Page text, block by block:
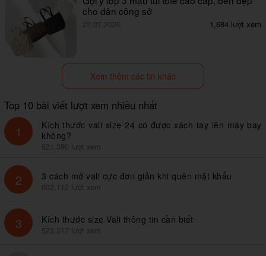
cho dân công sở
22.07.2026 1,684 lượt xem
Xem thêm các tin khác
Top 10 bài viết lượt xem nhiều nhất
1
Kích thước vali size 24 có được xách tay lên máy bay
không?
621,390 lượt xem
2 3 cách mở vali cực đơn giản khi quên mật khẩu
602,112 lượt xem
3 Kích thước size Vali thông tin cần biết
522,217 lượt xem